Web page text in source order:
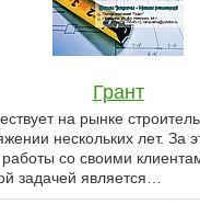
Грант
на рынке
нескольких лет. За
со своими
задачей является…